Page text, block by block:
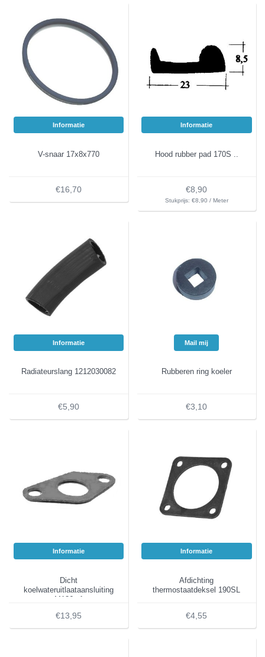
Informatie
V-snaar 17x8x770
€16,70
Informatie
Hood rubber pad 170S ..
€8,90
Stukprijs: €8,90 / Meter
Informatie
Radiateurslang 1212030082
€5,90
Mail mij
Rubberen ring koeler
€3,10
Informatie
Dicht
koelwateruitlaataansluiting
M136 af
€13,95
Informatie
Afdichting
thermostaatdeksel 190SL
€4,55